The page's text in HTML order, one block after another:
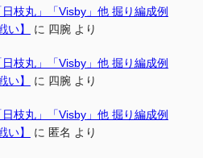
枝丸」「Visby」他 掘り編成例
い】
に 四腕より
枝丸」「Visby」他 掘り編成例
い】
に 四腕より
枝丸」「Visby」他 掘り編成例
い】
に 匿名 より